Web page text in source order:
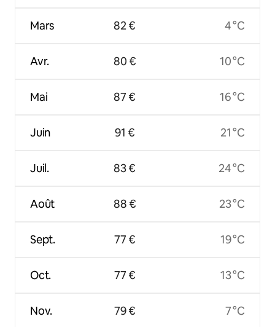
Mars
Avr.
Mai
Juin
Juil.
Août
Sept.
Oct.
Nov.
82 €
80 €
87 €
91 €
83 €
88 €
77 €
77 €
79 €
4 °C
10 °C
16 °C
21 °C
24 °C
23 °C
19 °C
13 °C
7 °C